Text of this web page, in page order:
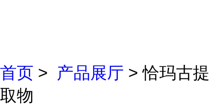
首页 > 产品展厅 > 恰玛古提
取物